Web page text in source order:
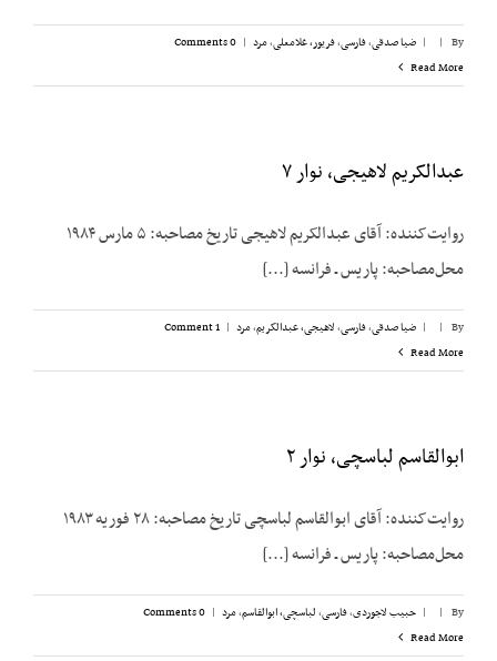
By
|
| ضیا صدقی,فارسی,فریور، غلامعلی,مرد |
0 Comments
Read More
عبدالکریم لاهیجی، نوار ۷
روایت‌کننده: آقای عبدالکریم لاهیجی تاریخ مصاحبه: ۵ مارس ۱۹۸۴
محل‌مصاحبه: پاریس ـ فرانسه [...]
By
|
| ضیا صدقی,فارسی,لاهیجی، عبدالکریم,مرد |
1 Comment
Read More
ابوالقاسم لباسچی، نوار ۲
روایت‌کننده: آقای ابوالقاسم لباسچی تاریخ مصاحبه: ۲۸ فوریه ۱۹۸۳
محل‌مصاحبه: پاریس ـ فرانسه [...]
By
|
| حبیب لاجوردی,فارسی,لباسچی، ابوالقاسم,مرد |
0 Comments
Read More